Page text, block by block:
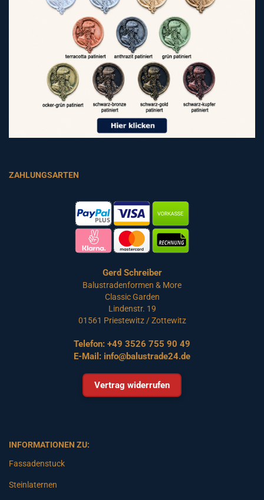
ZAHLUNGSARTEN
Gerd Schreiber
Balustradenformen & More
Classic Garden
Lindenstr. 19
01561 Priestewitz / Zottewitz
Telefon: +49 3526 755 90 49
E-Mail: info@balustrade24.de
Vertrag widerrufen
INFORMATIONEN ZU:
Fassadenstuck
Steinlaternen